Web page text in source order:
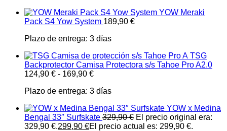
YOW Meraki
Pack S4 Yow System 189,90 €
Plazo de entrega: 3 días
TSG
Backprotector Camisa Protectora s/s Tahoe Pro A2.0
124,90 € - 169,90 €
Plazo de entrega: 3 días
YOW x Medina
Bengal 33″ Surfskate 329,90€ El precio original era:
329,90 €.299,90 €El precio actual es: 299,90 €.